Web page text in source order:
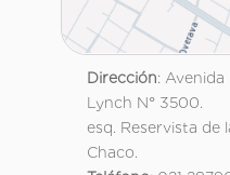
Dirección: Avenida
Lynch N° 3500.
esq. Reservista de
Chaco.